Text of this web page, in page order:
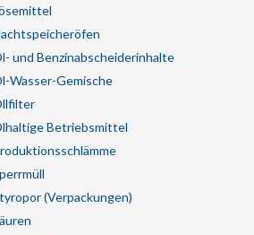
und Benzinabscheiderinhalte
Wasser-Gemische
Betriebsmittel
(Verpackungen)